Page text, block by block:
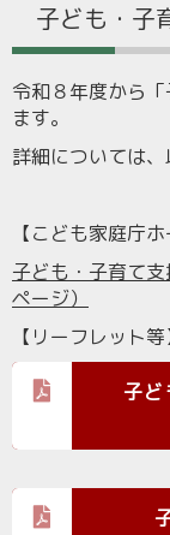
子ども・子
令和８年度から
ます。
詳細については
【こども家庭庁
子ども・子育て
ページ）
【リーフレット等
子